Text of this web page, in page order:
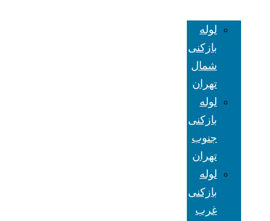
لوله
بازکنی
شمال
تهران
لوله
بازکنی
جنوب
تهران
لوله
بازکنی
غرب